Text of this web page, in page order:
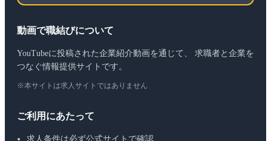
動画で職結びについて
YouTubeに投稿された企業紹介動画を通じて、 求職者と企業を
つなぐ情報提供サイトです。
※本サイトは求人サイトではありません
ご利用にあたって
求人条件は必ず公式サイトで確認